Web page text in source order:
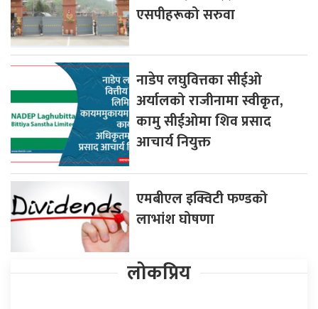
एसपीहरूको सरुवा
नाडेप लघुवित्तका सीईओ
अर्यालको राजीनामा स्वीकृत,
कामु सीईओमा शिव प्रसाद
आचार्य नियुक्त
एमबीएल इक्विटी फण्डको
लाभांश घोषणा
लोकप्रिय